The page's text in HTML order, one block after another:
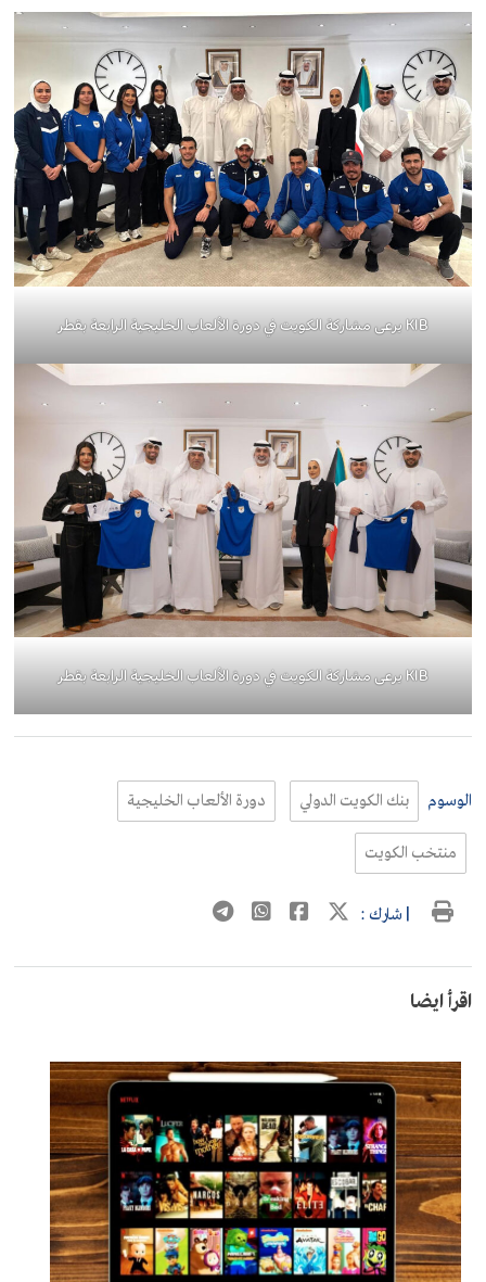
KIB يرعى مشاركة الكويت في دورة الألعاب الخليجية الرابعة بقطر
KIB يرعى مشاركة الكويت في دورة الألعاب الخليجية الرابعة بقطر
الوسوم بنك الكويت الدولي دورة الألعاب الخليجية
منتخب الكويت
| شارك :
اقرأ ايضا